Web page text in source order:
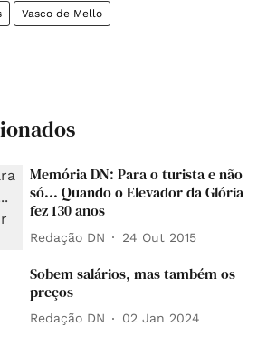
Vasco de Mello
Memória DN: Para o turista e não
só... Quando o Elevador da Glória
fez 130 anos
Redação DN 24 Out 2015
Sobem salários, mas também os
preços
Redação DN 02 Jan 2024